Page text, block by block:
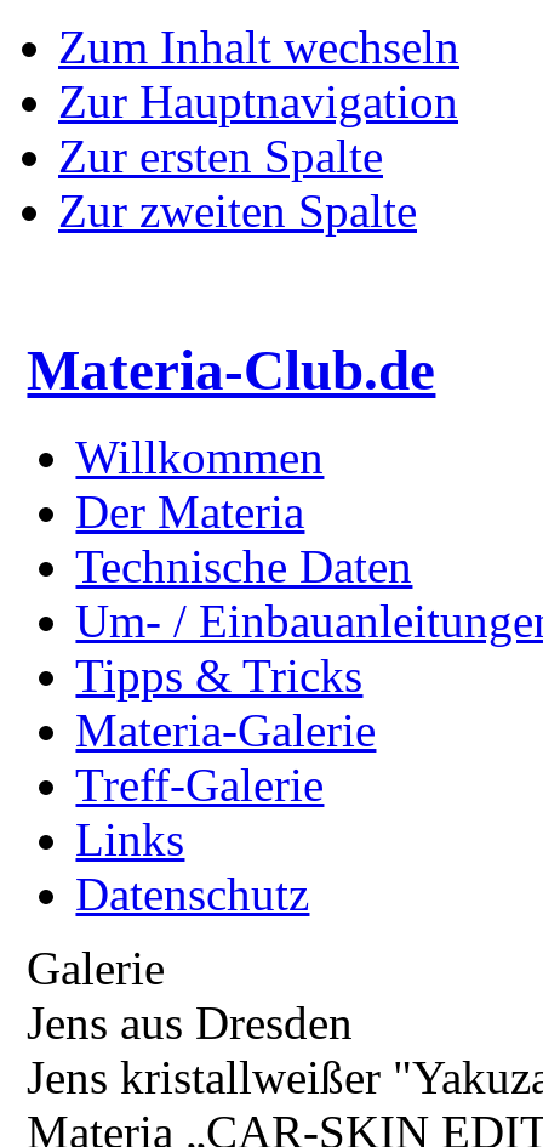
Zum Inhalt wechseln
Zur Hauptnavigation
Zur ersten Spalte
Zur zweiten Spalte
Materia-Club.de
Willkommen
Der Materia
Technische Daten
Um- /
Tipps & Tricks
Materia-Galerie
Treff-Galerie
Links
Datenschutz
Galerie
Jens aus Dresden
Jens kristallweißer
Materia „CAR-SKIN